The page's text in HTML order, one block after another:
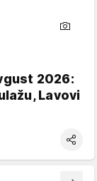
2026:
Lavovi